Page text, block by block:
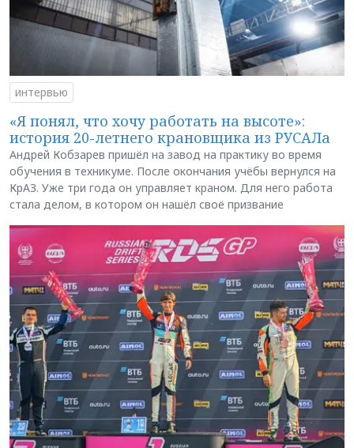
интервью
«Я понял, что хочу работать на высоте»:
история 20-летнего крановщика из РУСАЛа
Андрей Кобзарев пришёл на завод на практику во время
обучения в техникуме. После окончания учёбы вернулся на
КрАЗ. Уже три года он управляет краном. Для него работа
стала делом, в котором он нашёл своё призвание